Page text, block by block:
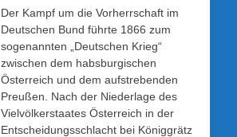
Der Kampf um die Vorherrschaft im
Deutschen Bund führte 1866 zum
sogenannten „Deutschen Krieg“
zwischen dem habsburgischen
Österreich und dem aufstrebenden
Preußen. Nach der Niederlage des
Vielvölkerstaates Österreich in der
Entscheidungsschlacht bei Königgrätz